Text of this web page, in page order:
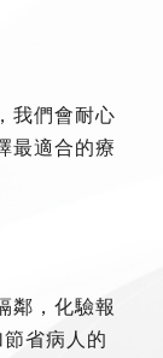
我們會耐心
最適合的療
鄰，化驗報
省病人的